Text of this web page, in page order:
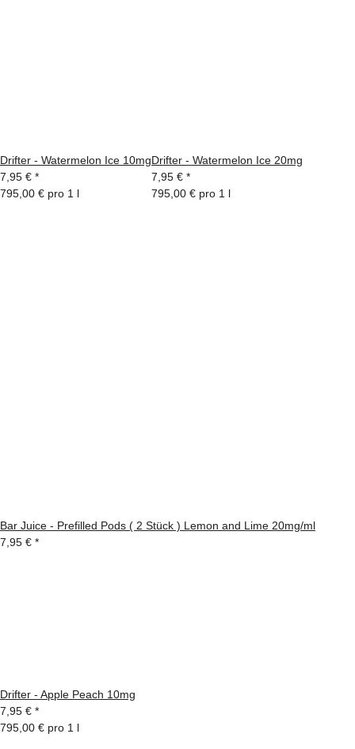
Drifter - Watermelon Ice 10mg
7,95 € *
795,00 € pro 1 l
Drifter - Watermelon Ice 20mg
7,95 € *
795,00 € pro 1 l
Bar Juice - Prefilled Pods ( 2 Stück ) Lemon and Lime 20mg/ml
7,95 € *
Drifter - Apple Peach 10mg
7,95 € *
795,00 € pro 1 l